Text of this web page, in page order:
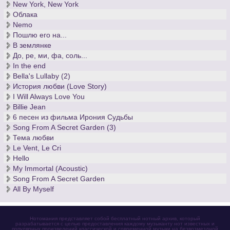
New York, New York
Облака
Nemo
Пошлю его на...
В землянке
До, ре, ми, фа, соль...
In the end
Bella's Lullaby (2)
История любви (Love Story)
I Will Always Love You
Billie Jean
6 песен из фильма Ирония Судьбы
Song From A Secret Garden (3)
Тема любви
Le Vent, Le Cri
Hello
My Immortal (Acoustic)
Song From A Secret Garden
All By Myself
Нотомания представляет собой бесплатный нотный архив, который
разрабатывается с целью предоставления каждому музыканту нот известных и
популярных произведений классической и современной музыки на безвозмездной